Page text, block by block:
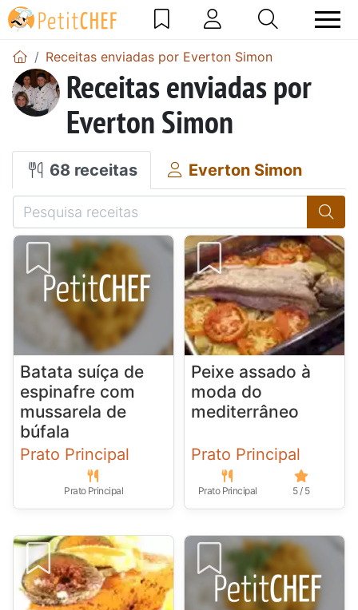
Receitas enviadas por Everton Simon
Receitas enviadas por
Everton Simon
68 receitas Everton Simon
Batata suíça de
espinafre com
mussarela de
búfala
Prato Principal
Prato Principal
Peixe assado à
moda do
mediterrâneo
Prato Principal
Prato Principal 5 / 5